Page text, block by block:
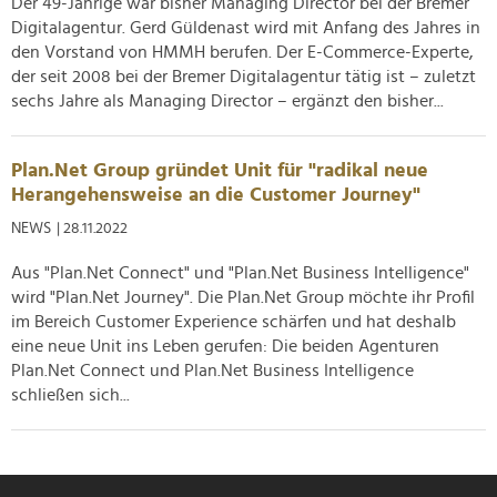
analysieren. Außerdem geben wir Informationen zu Ihrer
Verwendung unserer Website an unsere Partner für
soziale Medien, Werbung und Analysen weiter. Unsere
Partner führen diese Informationen möglicherweise mit
weiteren Daten zusammen, die Sie ihnen bereitgestellt
haben oder die sie im Rahmen Ihrer Nutzung der Dienste
gesammelt haben.
Digitalagentur. Gerd Güldenast wird mit Anfang des Jahres in
den Vorstand von HMMH berufen. Der E-Commerce-Experte,
der seit 2008 bei der Bremer Digitalagentur tätig ist – zuletzt
sechs Jahre als Managing Director – ergänzt den bisher...
Plan.Net Group gründet Unit für "radikal neue
Herangehensweise an die Customer Journey"
NEWS | 28.11.2022
Aus "Plan.Net Connect" und "Plan.Net Business Intelligence"
wird "Plan.Net Journey". Die Plan.Net Group möchte ihr Profil
im Bereich Customer Experience schärfen und hat deshalb
eine neue Unit ins Leben gerufen: Die beiden Agenturen
Plan.Net Connect und Plan.Net Business Intelligence
schließen sich...